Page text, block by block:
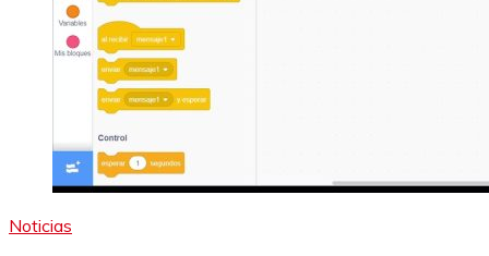
Noticias